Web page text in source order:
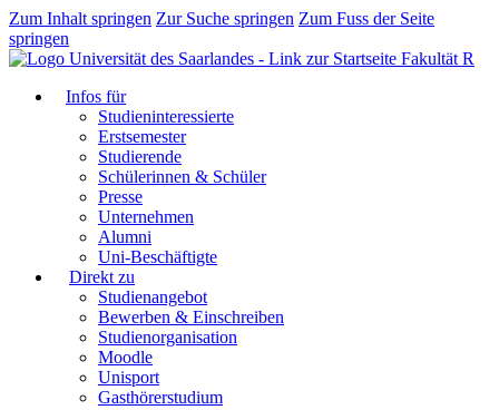
Zum Inhalt springen Zur Suche springen Zum Fuss der Seite
springen
Fakultät R
Infos für
Studieninteressierte
Erstsemester
Studierende
Schülerinnen & Schüler
Presse
Unternehmen
Alumni
Uni-Beschäftigte
Direkt zu
Studienangebot
Bewerben & Einschreiben
Studienorganisation
Moodle
Unisport
Gasthörerstudium